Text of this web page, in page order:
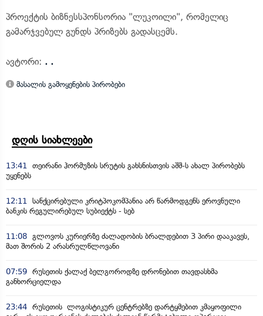
პროექტის ბიზნესსპონსორია "ლუკოილი", რომელიც
გამარჯვებულ გუნდს პრიზებს გადასცემს.
ავტორი: . .
მასალის გამოყენების პირობები
დღის სიახლეები
13:41 თეირანი ჰორმუზის სრუტის გახსნისთვის აშშ-ს ახალ პირობებს
უყენებს
12:11 სანქცირებული კრიტპოკომპანია არ წარმოდგენს ეროვნული
ბანკის რეგულირებულ სუბიექტს - სებ
11:08 გლოვოს კურიერზე ძალადობის ბრალდებით 3 პირი დააკავეს,
მათ შორის 2 არასრულწლოვანი
07:59 რუსეთის ქალაქ ბელგოროდზე დრონებით თავდასხმა
განხორციელდა
23:44 რუსეთის ლოგისტიკურ ცენტრებზე დარტყმებით კმაყოფილი